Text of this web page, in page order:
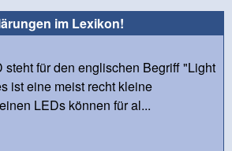
im Lexikon!
steht für den englischen Begriff "Light
ist eine meist recht kleine
LEDs können für al...